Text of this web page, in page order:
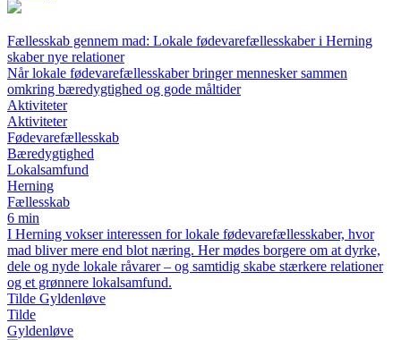
Fællesskab gennem mad: Lokale fødevarefællesskaber i Herning
skaber nye relationer
Når lokale fødevarefællesskaber bringer mennesker sammen
omkring bæredygtighed og gode måltider
Aktiviteter
Aktiviteter
Fødevarefællesskab
Bæredygtighed
Lokalsamfund
Herning
Fællesskab
6 min
I Herning vokser interessen for lokale fødevarefællesskaber, hvor
mad bliver mere end blot næring. Her mødes borgere om at dyrke,
dele og nyde lokale råvarer – og samtidig skabe stærkere relationer
og et grønnere lokalsamfund.
Tilde Gyldenløve
Tilde
Gyldenløve